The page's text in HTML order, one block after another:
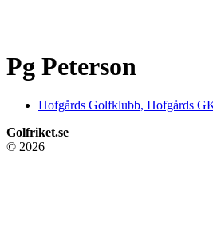
Pg Peterson
Hofgårds Golfklubb, Hofgårds
Golfriket.se
© 2026